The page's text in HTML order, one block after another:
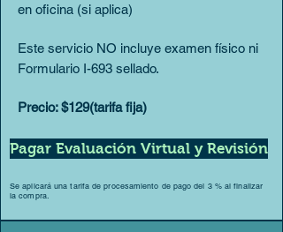
en oficina (si aplica)
Este servicio NO incluye examen físico ni
Formulario I-693 sellado.
Precio: $129(tarifa fija)
Pagar Evaluación Virtual y Revisión
Se aplicará una tarifa de procesamiento de pago del 3 % al finalizar
la compra.